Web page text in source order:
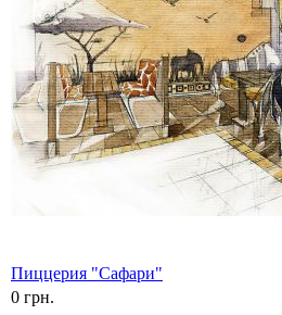
Пиццерия "Сафари"
0 грн.